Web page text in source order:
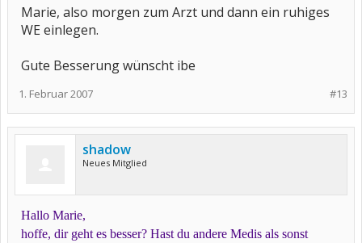
Marie, also morgen zum Arzt und dann ein ruhiges
WE einlegen.
Gute Besserung wünscht ibe
#13
1. Februar 2007
shadow
Neues Mitglied
Hallo Marie,
hoffe, dir geht es besser? Hast du andere Medis als sonst